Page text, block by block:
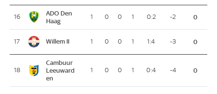
16
ADO Den
Haag
1 0 0 1 0:2 -2 0
17 Willem II 1 0 0 1 1:4 -3 0
18
Cambuur
Leeuward
en
1 0 0 1 0:4 -4 0